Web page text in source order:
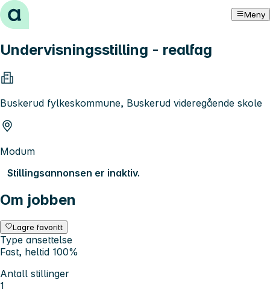
Hopp til innhold Meny
Undervisningsstilling - realfag
Buskerud fylkeskommune, Buskerud videregående skole
Modum
Stillingsannonsen er inaktiv.
Om jobben
Lagre favoritt
Type ansettelse
Fast, heltid 100%
Antall stillinger
1